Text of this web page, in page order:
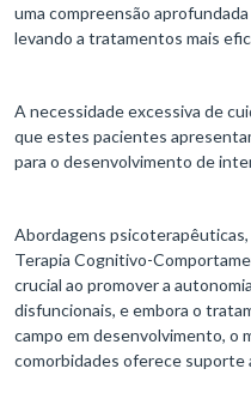
uma compreensão
levando a tratamentos mais
A necessidade excessiva de
que estes pacientes
para o desenvolvimento de
Abordagens
Terapia Cognitivo-
crucial ao promover a
disfuncionais, e embora o
campo em desenvolvimento, o
comorbidades oferece suporte